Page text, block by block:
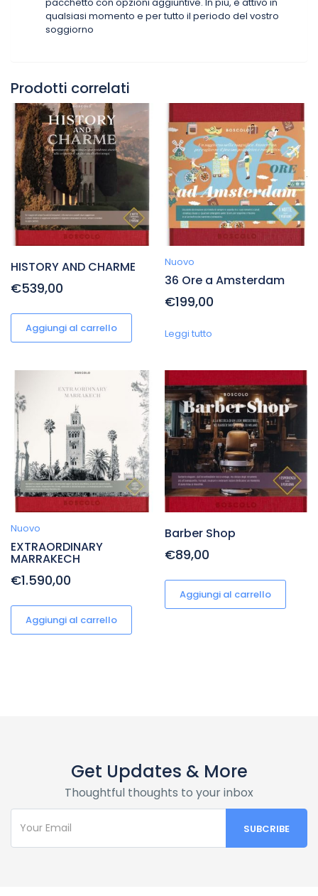
qualsiasi momento e per tutto il periodo del vostro
soggiorno
Prodotti correlati
HISTORY AND CHARME
€539,00
Aggiungi al carrello
Nuovo
36 Ore a Amsterdam
€199,00
Leggi tutto
Nuovo
EXTRAORDINARY
MARRAKECH
€1.590,00
Aggiungi al carrello
Barber Shop
€89,00
Aggiungi al carrello
Get Updates & More
Thoughtful thoughts to your inbox